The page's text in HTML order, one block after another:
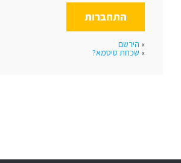
» הירשם
» שכחת סיסמא?